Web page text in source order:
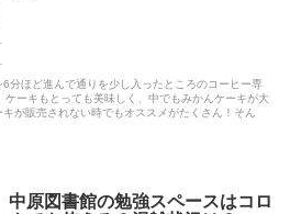
分ほど進んで通りを少し入ったところのコーヒー専
ケーキもとっても美味しく、中でもみかんケーキが大
が販売されない時でもオススメがたくさん！そん
中原図書館の勉強スペースはコロ